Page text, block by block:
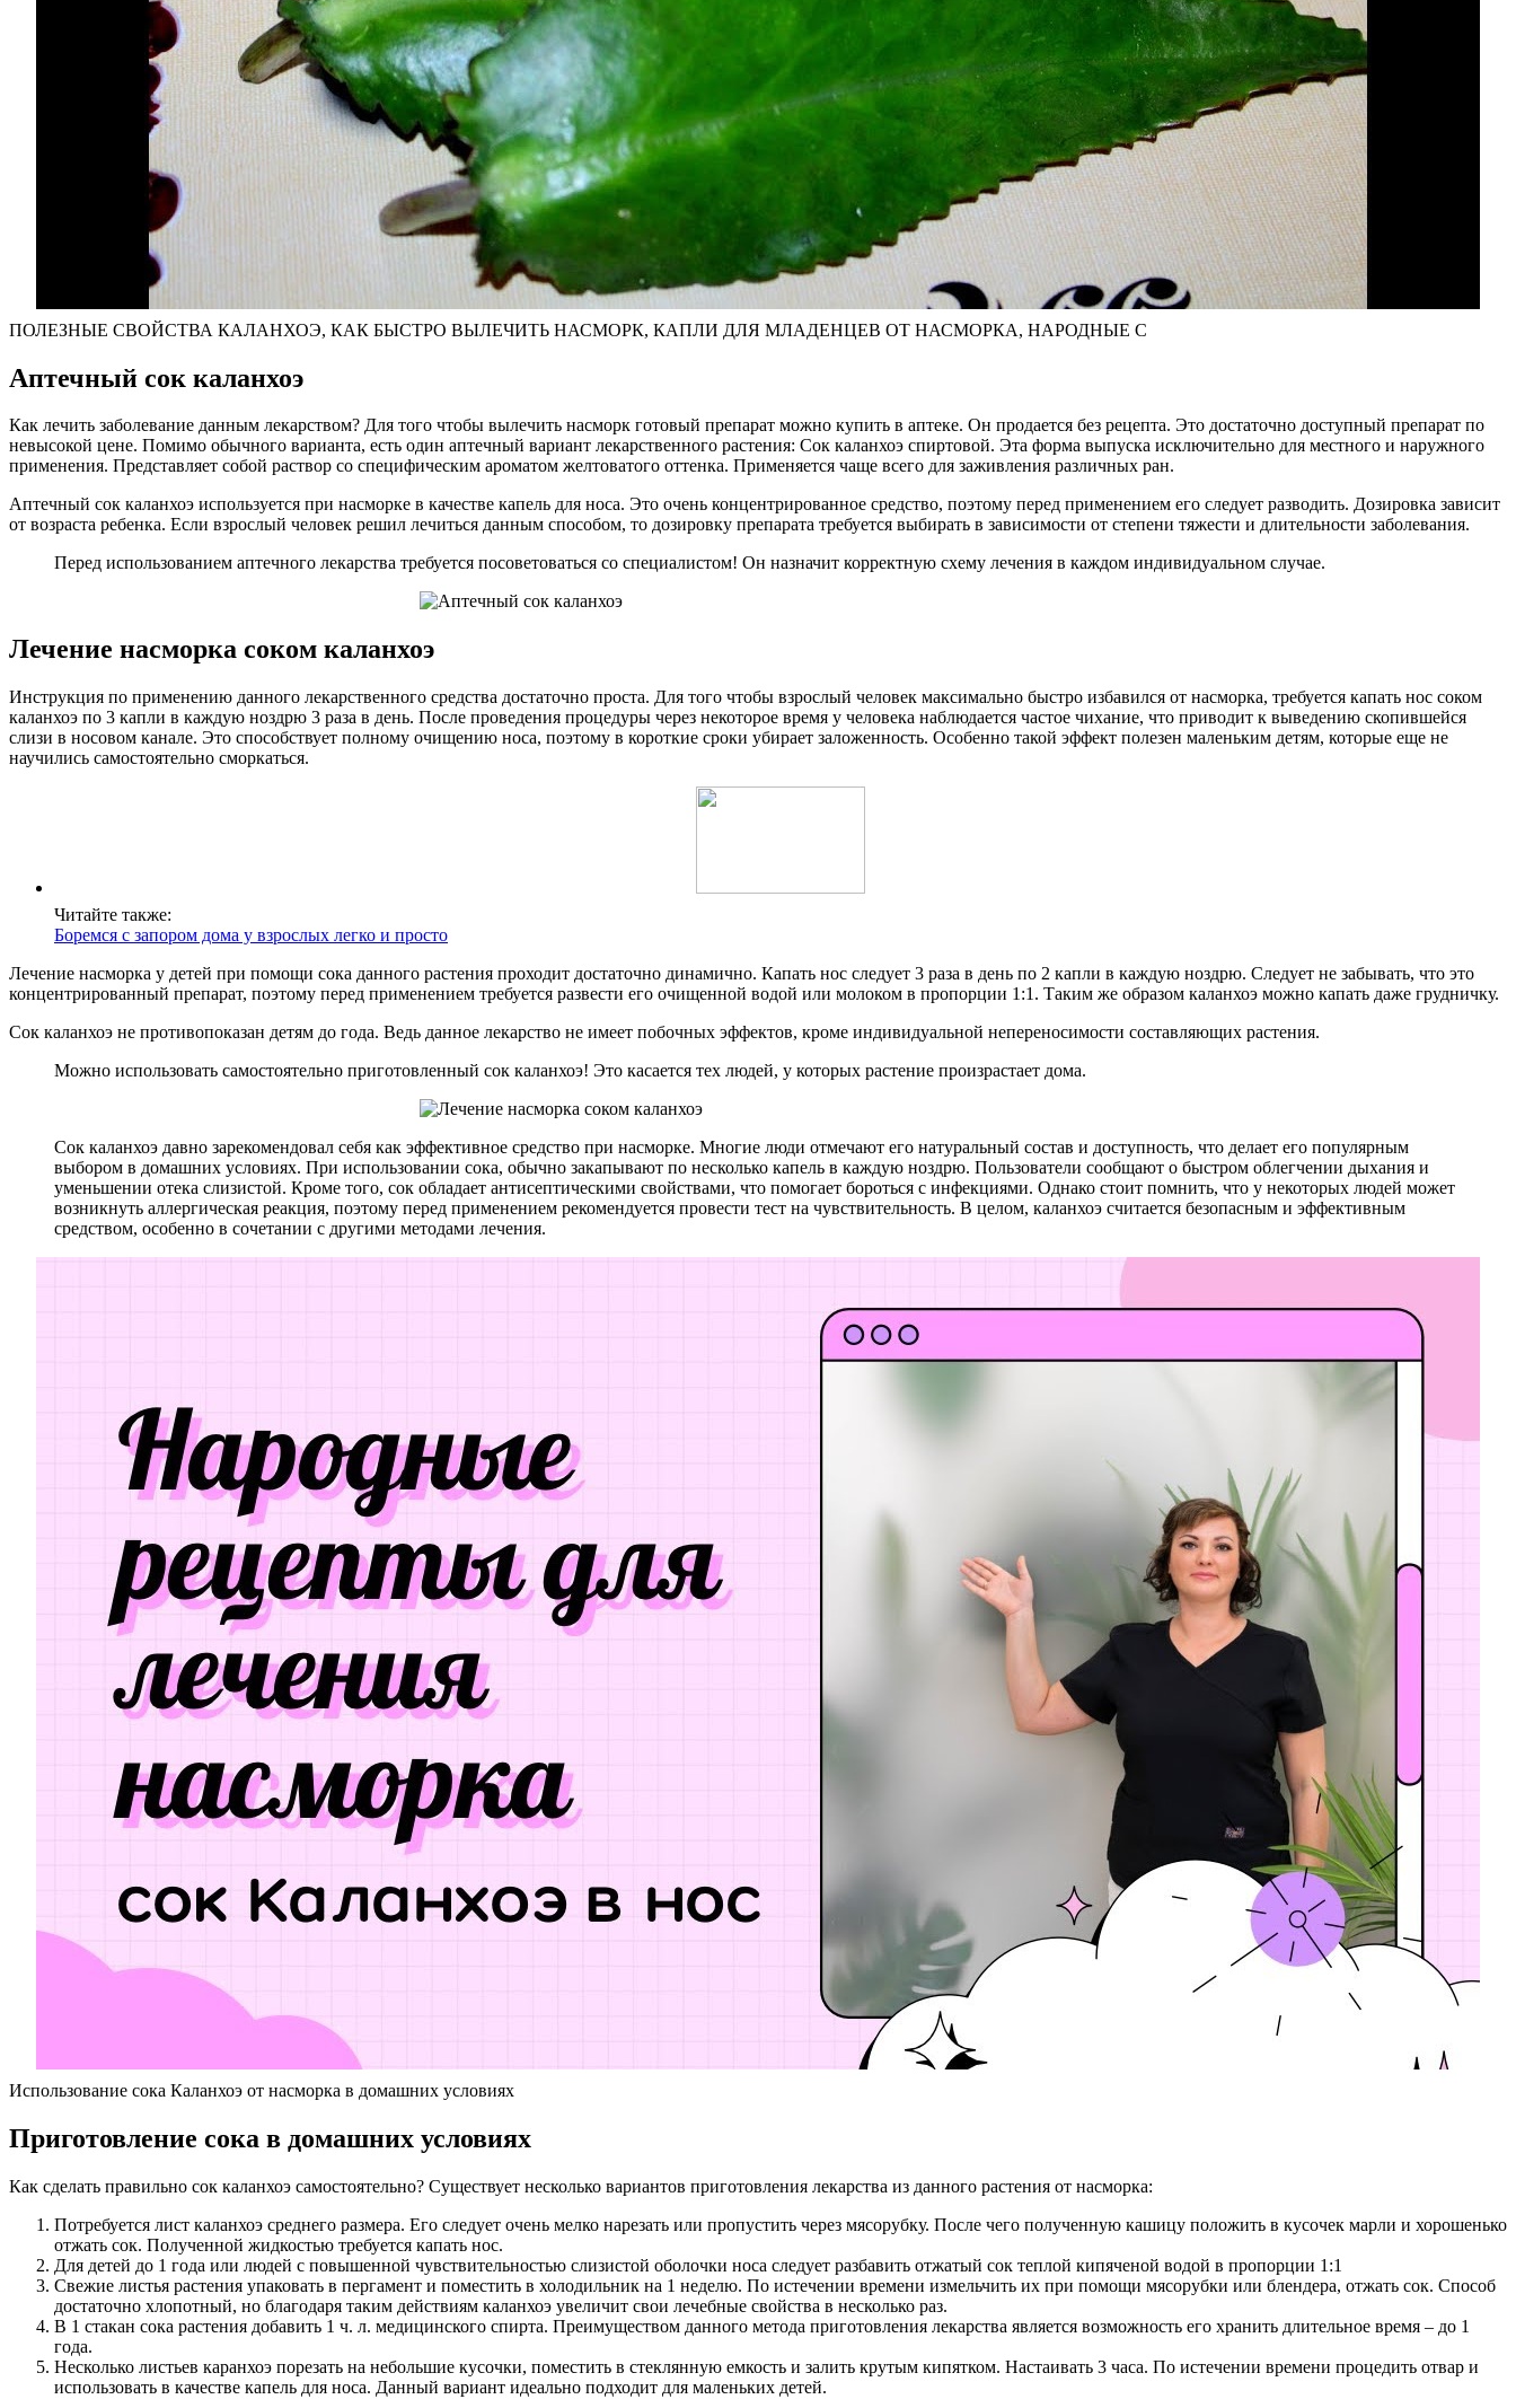
ПОЛЕЗНЫЕ СВОЙСТВА КАЛАНХОЭ, КАК БЫСТРО ВЫЛЕЧИТЬ НАСМОРК, КАПЛИ ДЛЯ МЛАДЕНЦЕВ ОТ НАСМОРКА, НАРОДНЫЕ С
Аптечный сок каланхоэ
Как лечить заболевание данным лекарством? Для того чтобы вылечить насморк готовый препарат можно купить в аптеке. Он продается без рецепта. Это достаточно доступный препарат по
невысокой цене. Помимо обычного варианта, есть один аптечный вариант лекарственного растения: Сок каланхоэ спиртовой. Эта форма выпуска исключительно для местного и наружного
применения. Представляет собой раствор со специфическим ароматом желтоватого оттенка. Применяется чаще всего для заживления различных ран.
Аптечный сок каланхоэ используется при насморке в качестве капель для носа. Это очень концентрированное средство, поэтому перед применением его следует разводить. Дозировка зависит
от возраста ребенка. Если взрослый человек решил лечиться данным способом, то дозировку препарата требуется выбирать в зависимости от степени тяжести и длительности заболевания.
Перед использованием аптечного лекарства требуется посоветоваться со специалистом! Он назначит корректную схему лечения в каждом индивидуальном случае.
Лечение насморка соком каланхоэ
Инструкция по применению данного лекарственного средства достаточно проста. Для того чтобы взрослый человек максимально быстро избавился от насморка, требуется капать нос соком
каланхоэ по 3 капли в каждую ноздрю 3 раза в день. После проведения процедуры через некоторое время у человека наблюдается частое чихание, что приводит к выведению скопившейся
слизи в носовом канале. Это способствует полному очищению носа, поэтому в короткие сроки убирает заложенность. Особенно такой эффект полезен маленьким детям, которые еще не
научились самостоятельно сморкаться.
Читайте также:
Боремся с запором дома у взрослых легко и просто
Лечение насморка у детей при помощи сока данного растения проходит достаточно динамично. Капать нос следует 3 раза в день по 2 капли в каждую ноздрю. Следует не забывать, что это
концентрированный препарат, поэтому перед применением требуется развести его очищенной водой или молоком в пропорции 1:1. Таким же образом каланхоэ можно капать даже грудничку.
Сок каланхоэ не противопоказан детям до года. Ведь данное лекарство не имеет побочных эффектов, кроме индивидуальной непереносимости составляющих растения.
Можно использовать самостоятельно приготовленный сок каланхоэ! Это касается тех людей, у которых растение произрастает дома.
Сок каланхоэ давно зарекомендовал себя как эффективное средство при насморке. Многие люди отмечают его натуральный состав и доступность, что делает его популярным
выбором в домашних условиях. При использовании сока, обычно закапывают по несколько капель в каждую ноздрю. Пользователи сообщают о быстром облегчении дыхания и
уменьшении отека слизистой. Кроме того, сок обладает антисептическими свойствами, что помогает бороться с инфекциями. Однако стоит помнить, что у некоторых людей может
возникнуть аллергическая реакция, поэтому перед применением рекомендуется провести тест на чувствительность. В целом, каланхоэ считается безопасным и эффективным
средством, особенно в сочетании с другими методами лечения.
Использование сока Каланхоэ от насморка в домашних условиях
Приготовление сока в домашних условиях
Как сделать правильно сок каланхоэ самостоятельно? Существует несколько вариантов приготовления лекарства из данного растения от насморка:
Потребуется лист каланхоэ среднего размера. Его следует очень мелко нарезать или пропустить через мясорубку. После чего полученную кашицу положить в кусочек марли и хорошенько
отжать сок. Полученной жидкостью требуется капать нос.
Для детей до 1 года или людей с повышенной чувствительностью слизистой оболочки носа следует разбавить отжатый сок теплой кипяченой водой в пропорции 1:1
Свежие листья растения упаковать в пергамент и поместить в холодильник на 1 неделю. По истечении времени измельчить их при помощи мясорубки или блендера, отжать сок. Способ
достаточно хлопотный, но благодаря таким действиям каланхоэ увеличит свои лечебные свойства в несколько раз.
В 1 стакан сока растения добавить 1 ч. л. медицинского спирта. Преимуществом данного метода приготовления лекарства является возможность его хранить длительное время – до 1
года.
Несколько листьев каранхоэ порезать на небольшие кусочки, поместить в стеклянную емкость и залить крутым кипятком. Настаивать 3 часа. По истечении времени процедить отвар и
использовать в качестве капель для носа. Данный вариант идеально подходит для маленьких детей.